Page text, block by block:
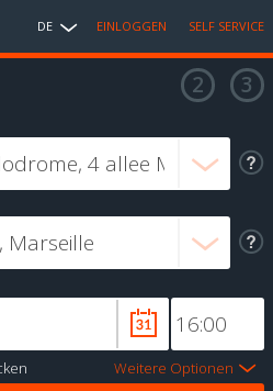
DE EINLOGGEN SELF SERVICE
Weitere Optionen